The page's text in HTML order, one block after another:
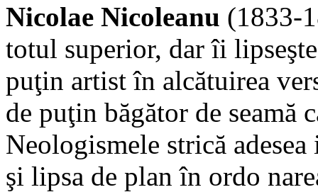
Nicolae Nicoleanu (1833-
totul superior, dar îi
puţin artist în alcătuirea
de puţin băgător de seamă
Neologismele strică
şi lipsa de plan în ordo